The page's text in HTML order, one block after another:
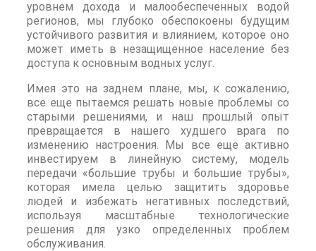
уровнем дохода и малообеспеченных водой
регионов, мы глубоко обеспокоены будущим
устойчивого развития и влиянием, которое оно
может иметь в незащищенное население без
доступа к основным водных услуг.
Имея это на заднем плане, мы, к сожалению,
все еще пытаемся решать новые проблемы со
старыми решениями, и наш прошлый опыт
превращается в нашего худшего врага по
изменению настроения. Мы все еще активно
инвестируем в линейную систему, модель
передачи «большие трубы и большие трубы»,
которая имела целью защитить здоровье
людей и избежать негативных последствий,
используя масштабные технологические
решения для узко определенных проблем
обслуживания.